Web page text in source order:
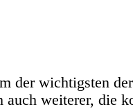
der wichtigsten
auch weiterer, die